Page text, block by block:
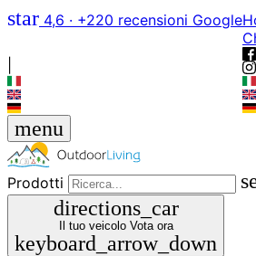
star 4,6 · +220 recensioni Google
menu
Prodotti
directions_car
Il tuo veicolo Vota ora
keyboard_arrow_down